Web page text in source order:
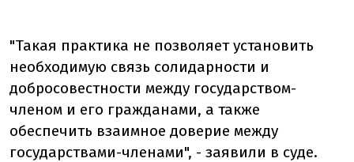
"Такая практика не позволяет установить
необходимую связь солидарности и
добросовестности между государством-
членом и его гражданами, а также
обеспечить взаимное доверие между
государствами-членами", - заявили в суде.